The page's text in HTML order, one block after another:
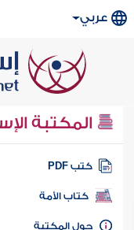
عربي
المكتبة
كتب PDF
كتاب الأمة